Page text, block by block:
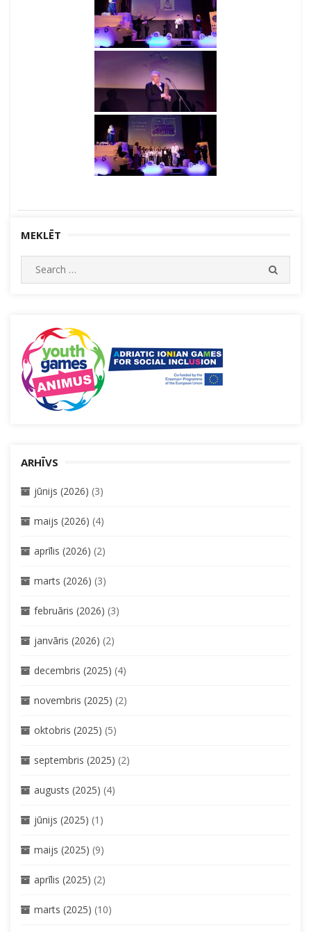
MEKLĒT
Search
for:
ARHĪVS
jūnijs (2026) (3)
maijs (2026) (4)
aprīlis (2026) (2)
marts (2026) (3)
februāris (2026) (3)
janvāris (2026) (2)
decembris (2025) (4)
novembris (2025) (2)
oktobris (2025) (5)
septembris (2025) (2)
augusts (2025) (4)
jūnijs (2025) (1)
maijs (2025) (9)
aprīlis (2025) (2)
marts (2025) (10)